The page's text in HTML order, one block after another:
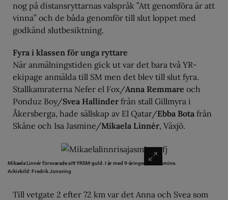
nog på distansryttarnas valspråk ”Att genomföra är att
vinna” och de båda genomför till slut loppet med
godkänd slutbesiktning.
Fyra i klassen för unga ryttare
När anmälningstiden gick ut var det bara två YR-
ekipage anmälda till SM men det blev till slut fyra.
Stallkamraterna Nefer el Fox/Anna Remmare och
Ponduz Boy/Svea Hallinder från stall Gillmyra i
Åkersberga, hade sällskap av El Qatar/Ebba Bota från
Skåne och Isa Jasmine/Mikaela Linnér, Växjö.
Mikaela Linnér försvarade sitt YRSM-guld. I år med 9-åringen Isa Jasmine.
Arkivbild: Fredrik Jonsving
Till vetgate 2 efter 72 km var det Anna och Svea som